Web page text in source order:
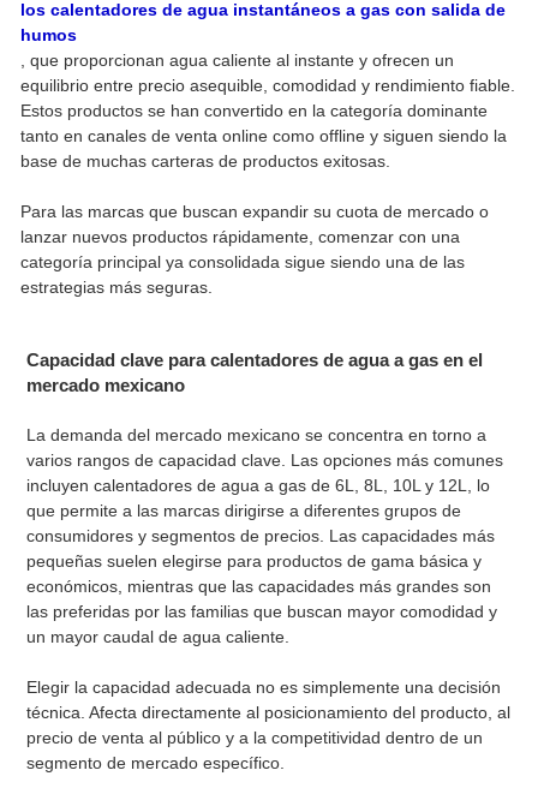
los calentadores de agua instantáneos a gas con salida de
humos
, que proporcionan agua caliente al instante y ofrecen un
equilibrio entre precio asequible, comodidad y rendimiento fiable.
Estos productos se han convertido en la categoría dominante
tanto en canales de venta online como offline y siguen siendo la
base de muchas carteras de productos exitosas.
Para las marcas que buscan expandir su cuota de mercado o
lanzar nuevos productos rápidamente, comenzar con una
categoría principal ya consolidada sigue siendo una de las
estrategias más seguras.
Capacidad clave para calentadores de agua a gas en el
mercado mexicano
La demanda del mercado mexicano se concentra en torno a
varios rangos de capacidad clave. Las opciones más comunes
incluyen calentadores de agua a gas de 6L, 8L, 10L y 12L, lo
que permite a las marcas dirigirse a diferentes grupos de
consumidores y segmentos de precios. Las capacidades más
pequeñas suelen elegirse para productos de gama básica y
económicos, mientras que las capacidades más grandes son
las preferidas por las familias que buscan mayor comodidad y
un mayor caudal de agua caliente.
Elegir la capacidad adecuada no es simplemente una decisión
técnica. Afecta directamente al posicionamiento del producto, al
precio de venta al público y a la competitividad dentro de un
segmento de mercado específico.